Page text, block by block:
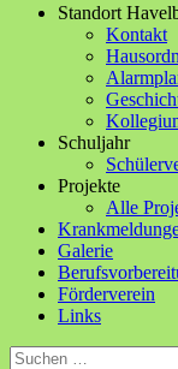
Standort
Kontakt
Schuljahr
Projekte
Alle
Galerie
Förderverein
Links
Suchen